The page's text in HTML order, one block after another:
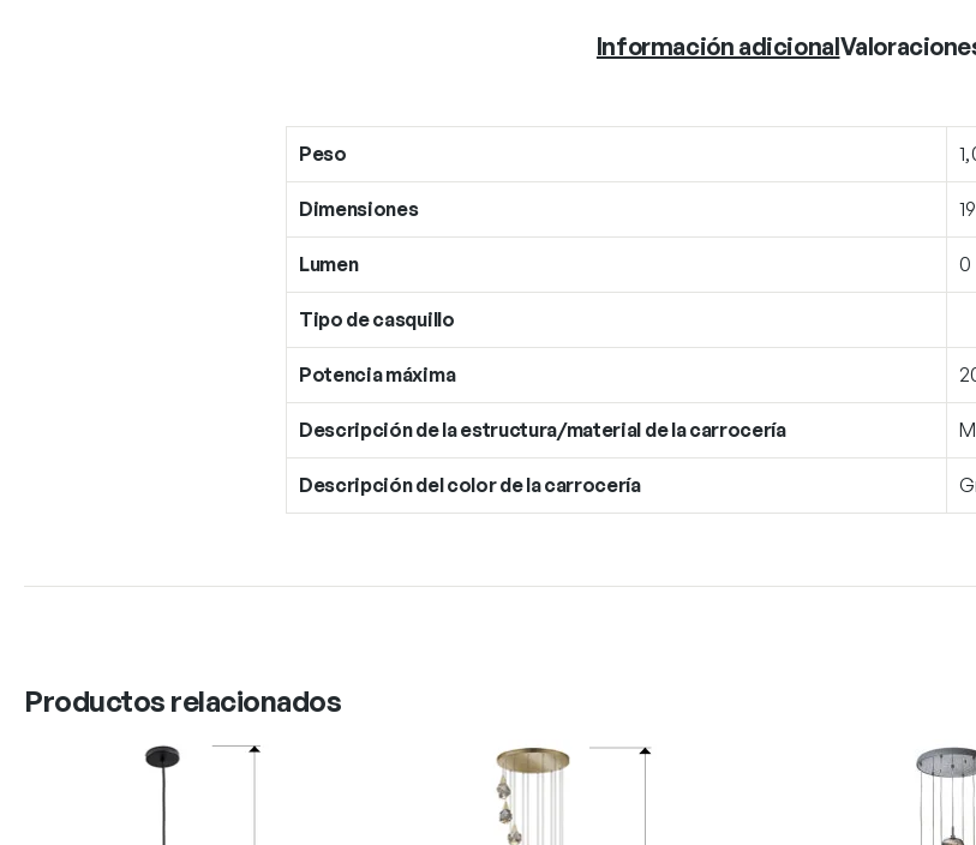
Información adicional
Peso
Dimensiones
Lumen 0
Tipo de casquillo
Potencia máxima
Descripción de la estructura/material de la carrocería
Descripción del color de la carrocería
Productos relacionados